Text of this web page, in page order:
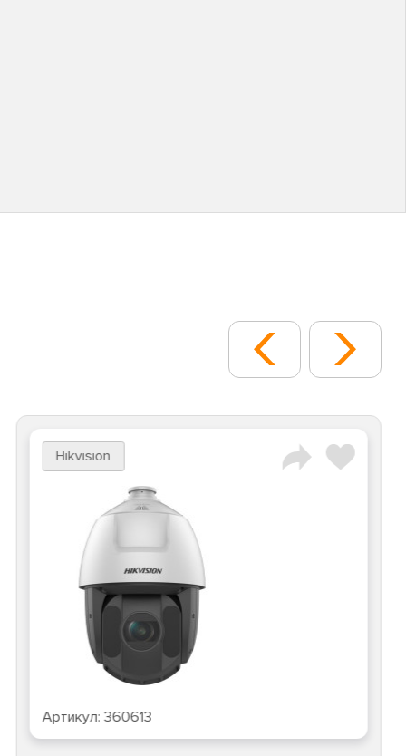
Hikvision
Артикул:360613